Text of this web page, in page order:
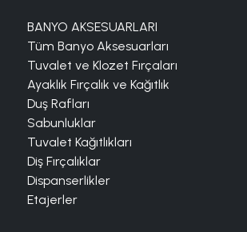
BANYO AKSESUARLARI
Tüm Banyo Aksesuarları
Tuvalet ve Klozet Fırçaları
Ayaklık Fırçalık ve Kağıtlık
Duş Rafları
Sabunluklar
Tuvalet Kağıtlıkları
Diş Fırçalıklar
Dispanserlikler
Etajerler